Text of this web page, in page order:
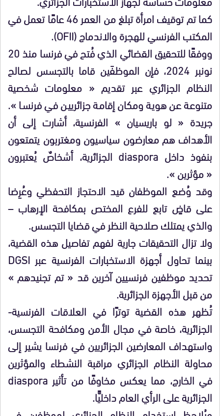
كما تم توقيف امرأة تبلغ من العمر 46 عامًا تعمل في
المكتب الفرنسي للهجرة والاندماج (OFII).
ووفقًا للتحقيق القضائي الذي فُتح في فرنسا منذ 20
نونبر 2024، فإن الموظفَين قاما بالتجسس لصالح
النظام الجزائري عبر تقديم « معلومات شخصية
متنوعة عن هوية ومكان إقامة جزائريين في فرنسا ».
جريدة « لو باريسيان » الفرنسية، أشارت إلى أن
الأهداف هم معارضون سياسيون ومغتربون يتمتعون
بنفوذ داخل diaspora الجزائرية، أشخاصٌ يُعتبرون
« مؤثرين ».
وقد وُضع الموظفان قيد الاحتجاز التحفظي وعُرِضا
على قاضٍ تابع للفرع المختص بمكافحة الإرهاب –
والذي يمتلك صلاحية النظر في قضايا التجسس.
ولا تزال التحقيقات جارية لفهم تفاصيل هذه القضية،
بينما تحاول أجهزة الاستخبارات الفرنسية عبر DGSI
تحديد موظفين فرنسيين آخرين قد « تم تجنيدهم »
من قبل الأجهزة الجزائرية.
تُظهر هذه القضية توترًا في العلاقات الفرنسية-
الجزائرية، خاصة في مجال الأمن ومكافحة التجسس،
واستهداف المعارضين الجزائريين في فرنسا يشير إلى
محاولة النظام الجزائري مراقبة النشطاء والمؤثرين
في الخارج، مما يعكس مخاوفًا من تأثير diaspora
الجزائرية على الرأي العام داخليًّا.